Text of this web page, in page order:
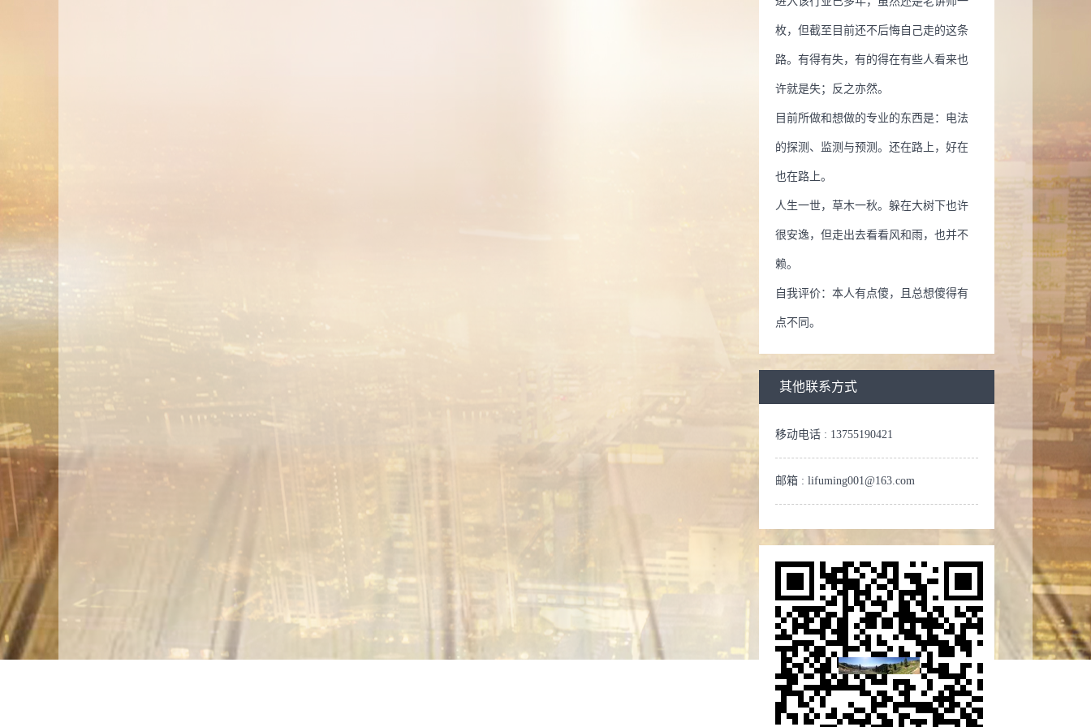
枚，但截至目前还不后悔自己走的这条
路。有得有失，有的得在有些人看来也
许就是失；反之亦然。
目前所做和想做的专业的东西是：电法
的探测、监测与预测。还在路上，好在
也在路上。
人生一世，草木一秋。躲在大树下也许
很安逸，但走出去看看风和雨，也并不
赖。
自我评价：本人有点傻，且总想傻得有
点不同。
其他联系方式
移动电话 : 13755190421
邮箱 : lifuming001@163.com